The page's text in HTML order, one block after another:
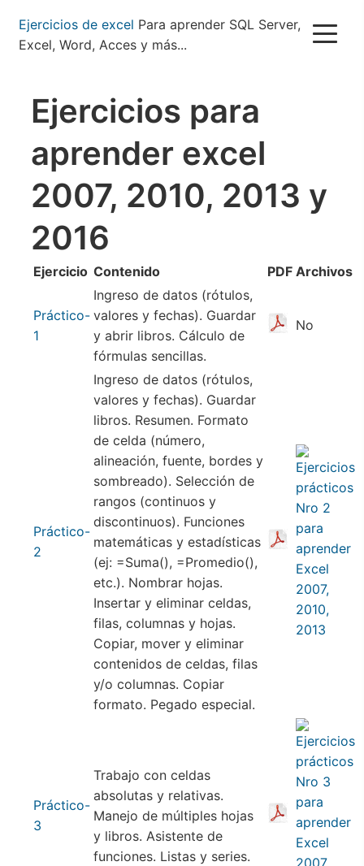
Pasar
contenido
Ejercicios de excel Para aprender SQL Server,
Excel, Word, Acces y más...
Ejercicios para
aprender excel
2007, 2010, 2013 y
2016
Ejercicio Contenido PDF Archivos
Práctico-
1
Ingreso de datos (rótulos,
valores y fechas). Guardar
y abrir libros. Cálculo de
fórmulas sencillas.
No
Práctico-
2
Ingreso de datos (rótulos,
valores y fechas). Guardar
libros. Resumen. Formato
de celda (número,
alineación, fuente, bordes y
sombreado). Selección de
rangos (continuos y
discontinuos). Funciones
matemáticas y estadísticas
(ej: =Suma(), =Promedio(),
etc.). Nombrar hojas.
Insertar y eliminar celdas,
filas, columnas y hojas.
Copiar, mover y eliminar
contenidos de celdas, filas
y/o columnas. Copiar
formato. Pegado especial.
Práctico-
3
Trabajo con celdas
absolutas y relativas.
Manejo de múltiples hojas
y libros. Asistente de
funciones. Listas y series.